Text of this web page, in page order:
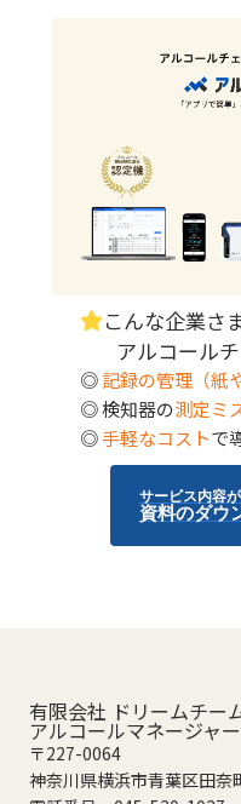
こんな企業さ
アルコール
◎記録の管理（紙
◎ 検知器の測定ミ
◎手軽なコストで
サービス内容
資料のダウ
有限会社 ドリームチー
アルコールマネージャ
〒227-0064
神奈川県横浜市青葉区田奈